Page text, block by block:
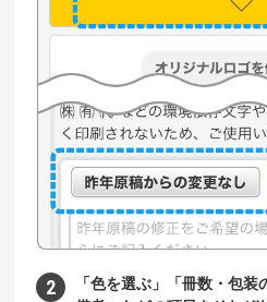
「色を選ぶ」「冊数・包装